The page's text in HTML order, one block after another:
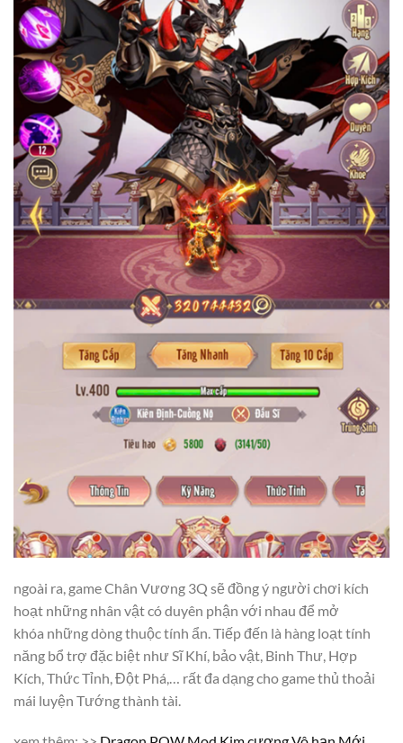
ngoài ra, game Chân Vương 3Q sẽ đồng ý người chơi kích
hoạt những nhân vật có duyên phận với nhau để mở
khóa những dòng thuộc tính ẩn. Tiếp đến là hàng loạt tính
năng bổ trợ đặc biệt như Sĩ Khí, bảo vật, Binh Thư, Hợp
Kích, Thức Tỉnh, Đột Phá,… rất đa dạng cho game thủ thoải
mái luyện Tướng thành tài.